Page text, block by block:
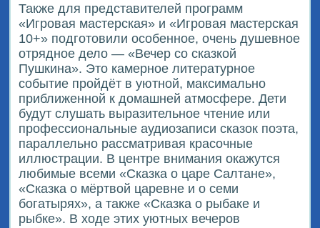
Также для представителей программ
«Игровая мастерская» и «Игровая мастерская
10+» подготовили особенное, очень душевное
отрядное дело — «Вечер со сказкой
Пушкина». Это камерное литературное
событие пройдёт в уютной, максимально
приближенной к домашней атмосфере. Дети
будут слушать выразительное чтение или
профессиональные аудиозаписи сказок поэта,
параллельно рассматривая красочные
иллюстрации. В центре внимания окажутся
любимые всеми «Сказка о царе Салтане»,
«Сказка о мёртвой царевне и о семи
богатырях», а также «Сказка о рыбаке и
рыбке». В ходе этих уютных вечеров